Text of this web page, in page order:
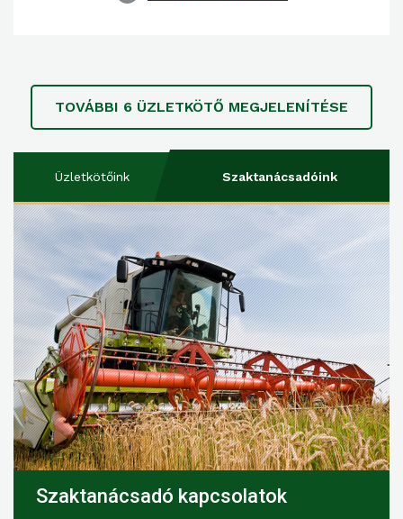
TOVÁBBI 6 ÜZLETKÖTŐ MEGJELENÍTÉSE
Üzletkötőink Szaktanácsadóink
Szaktanácsadó kapcsolatok